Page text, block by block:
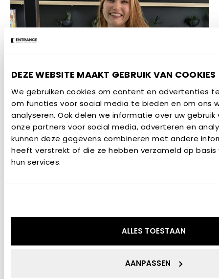
DEZE WEBSITE MAAKT GEBRUIK VAN COOKIES
We gebruiken cookies om content en advertenties
om functies voor social media te bieden en om ons
analyseren. Ook delen we informatie over uw
onze partners voor social media, adverteren en
kunnen deze gegevens combineren met andere
heeft verstrekt of die ze hebben verzameld op basis
hun services.
ALLES TOESTAAN
AANPASSEN
16 JULI 2026
Kadi Matla uitgeroepen tot
Graduate of the Year met
haar onderzoek naar
transparant hout